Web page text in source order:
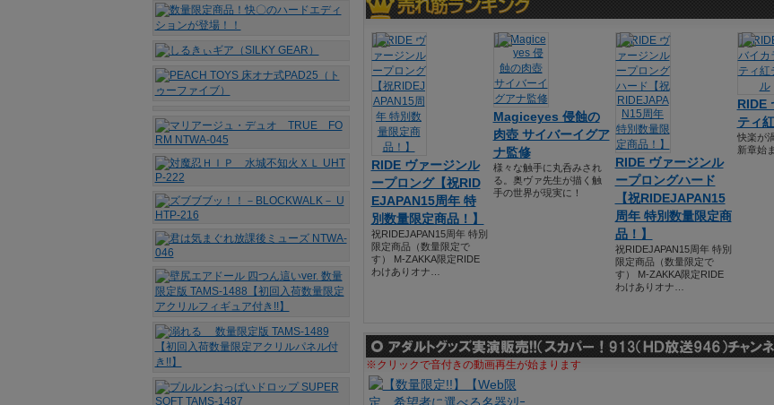
RIDE ヴァージンル
ープロング【祝RID
EJAPAN15周年 特
別数量限定商品！】
祝RIDEJAPAN15周年 特別
限定商品（数量限定で
す） M-ZAKKA限定RIDE
わけありオナ…
Magiceyes 侵蝕の
肉壺 サイバーイグア
ナ監修
様々な触手に丸呑みされ
る。奥ヴァ先生が描く触
手の世界が現実に！
RIDE ヴァージンル
ープロングハード
【祝RIDEJAPAN15
周年 特別数量限定商
品！】
祝RIDEJAPAN15周年 特別
限定商品（数量限定で
す） M-ZAKKA限定RIDE
わけありオナ…
RIDE
ティ
快楽が
新章始
※クリックで音付きの動画再生が始まります